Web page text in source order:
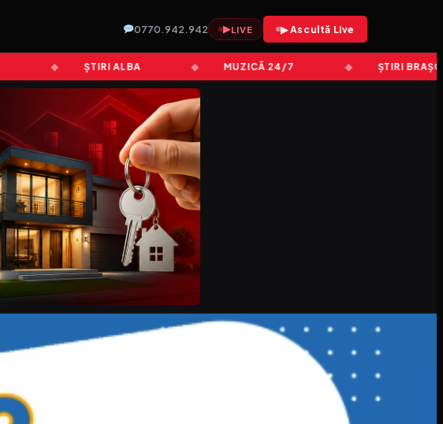
0770.942.942 ▶LIVE ▶ Ascultă Live
ȘTIRI ALBA MUZICĂ 24/7 ȘTIRI BRAȘOV